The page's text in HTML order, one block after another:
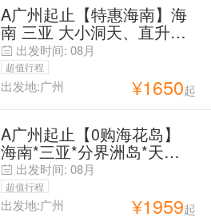
A广州起止【特惠海南】海
南 三亚 大小洞天、直升
机、天涯、西岛、玫瑰谷、
双飞5日
出发时间: 08月
超值行程
出发地:广州 ¥1650起
A广州起止【0购海花岛】
海南*三亚*分界洲岛*天涯
海角*海花岛*双飞五天
出发时间: 08月
超值行程
出发地:广州 ¥1959起